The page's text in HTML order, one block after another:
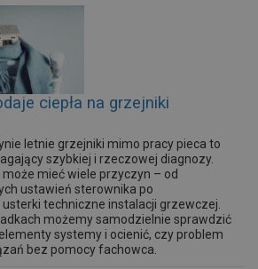
ciepła na grzejniki
letnie grzejniki mimo pracy pieca to
szybkiej i rzeczowej diagnozy.
mieć wiele przyczyn – od
ustawień sterownika po
techniczne instalacji grzewczej.
możemy samodzielnie sprawdzić
systemy i ocienić, czy problem
bez pomocy fachowca.